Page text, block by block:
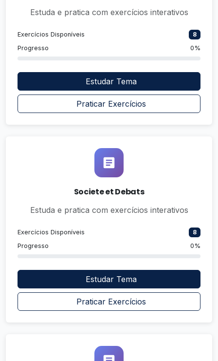
Estuda e pratica com exercícios interativos
Exercícios Disponíveis
8
Progresso
0%
Estudar Tema
Praticar Exercícios
Societe et Debats
Estuda e pratica com exercícios interativos
Exercícios Disponíveis
8
Progresso
0%
Estudar Tema
Praticar Exercícios